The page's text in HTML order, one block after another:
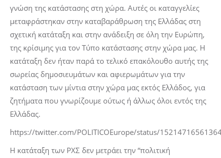
γνώση της κατάστασης στη χώρα. Αυτές οι καταγγελίες
μεταφράστηκαν στην καταβαράθρωση της Ελλάδας στη
σχετική κατάταξη και στην ανάδειξη σε όλη την Ευρώπη,
της κρίσιμης για τον Τύπο κατάστασης στην χώρα μας. Η
κατάταξη δεν ήταν παρά το τελικό επακόλουθο αυτής της
σωρείας δημοσιευμάτων και αφιερωμάτων για την
κατάσταση των μίντια στην χώρα μας εκτός Ελλάδος, για
ζητήματα που γνωρίζουμε ούτως ή άλλως όλοι εντός της
Ελλάδας.
https://twitter.com/POLITICOEurope/status/
H κατάταξη των ΡΧΣ δεν μετράει την “πολιτική